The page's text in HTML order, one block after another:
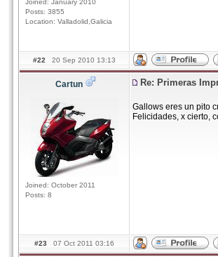
Joined: January 2010
Posts: 3855
Location: Valladolid,Galicia
#22 20 Sep 2010 13:13
Cartun
Joined: October 2011
Posts: 8
Re: Primeras
Gallows eres un pito
Felicidades, x cierto,
#23 07 Oct 2011 03:16